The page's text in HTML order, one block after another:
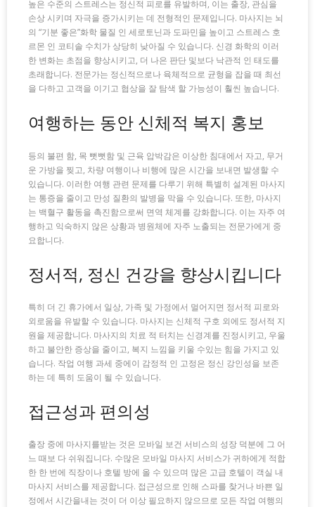
높은 수준의 스트레스는 정신적 피로를 유발하며, 이는 출장, 관심을
손상 시키며 자극을 증가시키는 데 전형적인 문제입니다. 마사지는 뇌
의 “기분 좋은”화학 물질 인 세로토닌과 도파민을 높이고 스트레스 호
르몬 인 코티솔 수치가 상당히 낮아질 수 있습니다. 신경 화학의 이러
한 변화는 초점을 향상시키고, 더 나은 판단 및보다 낙관적 인 태도를
초래합니다. 전문가는 정신적으로나 육체적으로 균형을 잡을 때 최선
을 다하고 고객을 이기고 협상을 잘 탐색 할 가능성이 훨씬 높습니다.
여행하는 동안 신체적 복지 홍보
등의 불편 함, 목 뻣뻣함 및 근육 압박감은 이상한 침대에서 자고, 무거
운 가방을 찢고, 차량 여행이나 비행에 많은 시간을 보내면 발생할 수
있습니다. 이러한 여행 관련 문제를 다루기 위해 특별히 설계된 마사지
는 통증을 줄이고 만성 질환의 발병을 막을 수 있습니다. 또한, 마사지
는 백혈구 활동을 촉진함으로써 면역 체계를 강화합니다. 이는 자주 여
행하고 익숙하지 않은 상황과 병원체에 자주 노출되는 전문가에게 중
요합니다.
정서적, 정신 건강을 향상시킵니다
특히 더 긴 휴가에서 일상, 가족 및 가정에서 멀어지면 정서적 피로와
외로움을 유발할 수 있습니다. 마사지는 신체적 구호 외에도 정서적 지
원을 제공합니다. 마사지의 치료 적 터치는 신경계를 진정시키고, 우울
하고 불안한 증상을 줄이고, 복지 느낌을 키울 수있는 힘을 가지고 있
습니다. 작업 여행 과세 중에이 감정적 인 고정은 정신 강인성을 보존
하는 데 특히 도움이 될 수 있습니다.
접근성과 편의성
출장 중에 마사지를받는 것은 모바일 보건 서비스의 성장 덕분에 그 어
느 때보 다 쉬워집니다. 수많은 모바일 마사지 서비스가 귀하에게 적합
한 한 번에 직장이나 호텔 방에 올 수 있으며 많은 고급 호텔이 객실 내
마사지 서비스를 제공합니다. 접근성으로 인해 스파를 찾거나 바쁜 일
정에서 시간을내는 것이 더 이상 필요하지 않으므로 모든 작업 여행의